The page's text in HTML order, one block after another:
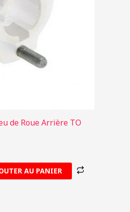
de Roue Arrière TO
AU PANIER